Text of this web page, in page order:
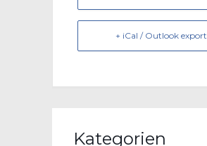
+ iCal / Outlook export
Kategorien